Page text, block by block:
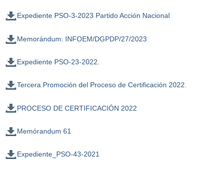
Expediente PSO-3-2023 Partido Acción Nacional
Memorándum: INFOEM/DGPDP/27/2023
Expediente PSO-23-2022.
Tercera Promoción del Proceso de Certificación 2022.
PROCESO DE CERTIFICACIÓN 2022
Memórandum 61
Expediente_PSO-43-2021